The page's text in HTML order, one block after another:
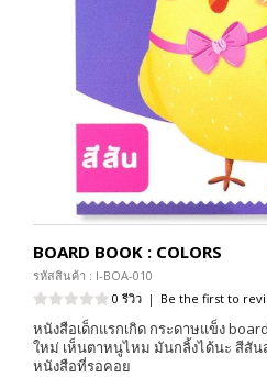
BOARD BOOK : COLORS
รหัสสินค้า : I-BOA-010
0 รีวิว | Be the first to
หนังสือเด็กแรกเกิด กระดาษแข็ง
ใหม่ เห็นตาหนูไหม มันกลิ้งได้นะ สีสัน
หนังสือที่รอคอย